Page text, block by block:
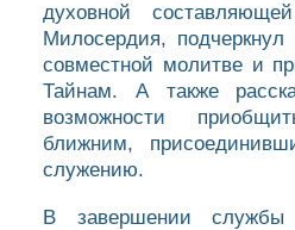
духовной
Милосердия,
совместной молитве и
Тайнам. А также
возможности
ближним,
служению.
В завершении